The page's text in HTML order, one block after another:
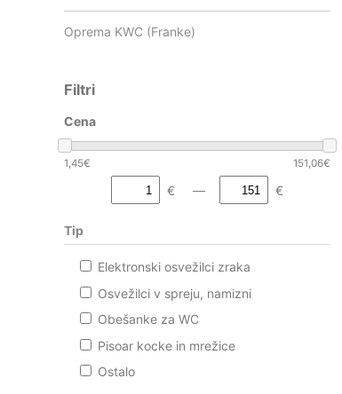
Oprema KWC (Franke)
Filtri
Cena
1,45€ 151,06€
€ — €
Tip
Elektronski osvežilci zraka
Osvežilci v spreju, namizni
Obešanke za WC
Pisoar kocke in mrežice
Ostalo